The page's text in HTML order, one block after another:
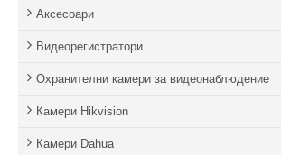
Аксесоари
Видеорегистратори
Охранителни камери за видеонаблюдение
Камери Hikvision
Камери Dahua